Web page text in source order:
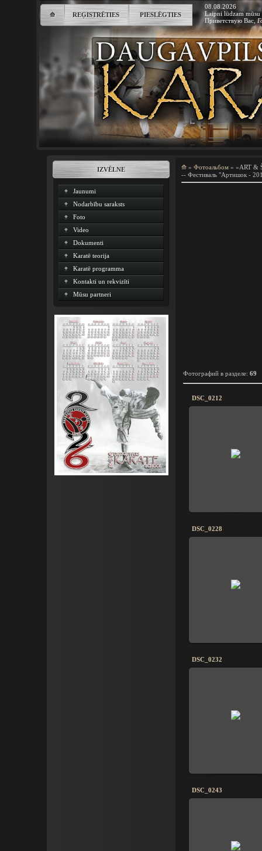
⟰ REĢISTRĒTIES PIESLĒGTIES
08.08.2026
Laipni lūdzam mūsu
Приветствую Вас ,
IZVĒLNE
Jaunumi
Nodarbību saraksts
Foto
Video
Dokumenti
Karatē teorija
Karatē programma
Kontakti un rekvizīti
Mūsu partneri
⟰ » Фотоальбом » «ART &
-- Фестиваль "Артишок -
Фотографий в разделе: 69
DSC_0212
DSC_0228
DSC_0232
DSC_0243